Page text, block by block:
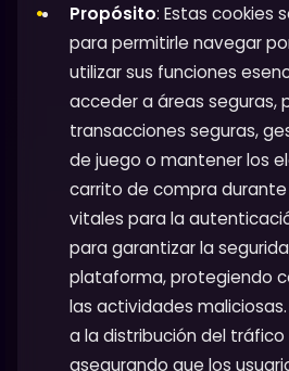
Propósito: Estas cookies
para permitirle navegar
utilizar sus funciones
acceder a áreas seguras,
transacciones seguras,
de juego o mantener los
carrito de compra durante
vitales para la
para garantizar la
plataforma, protegiendo
las actividades
a la distribución del tráfico
asegurando que los